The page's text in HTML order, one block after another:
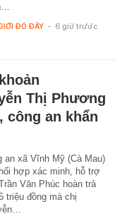
ĐÓ ĐÂY - 6 giờ trước
Thị Phương
công an khẩn
an xã Vĩnh Mỹ (Cà Mau)
hợp xác minh, hỗ trợ
Văn Phúc hoàn trả
triệu đồng mà chị